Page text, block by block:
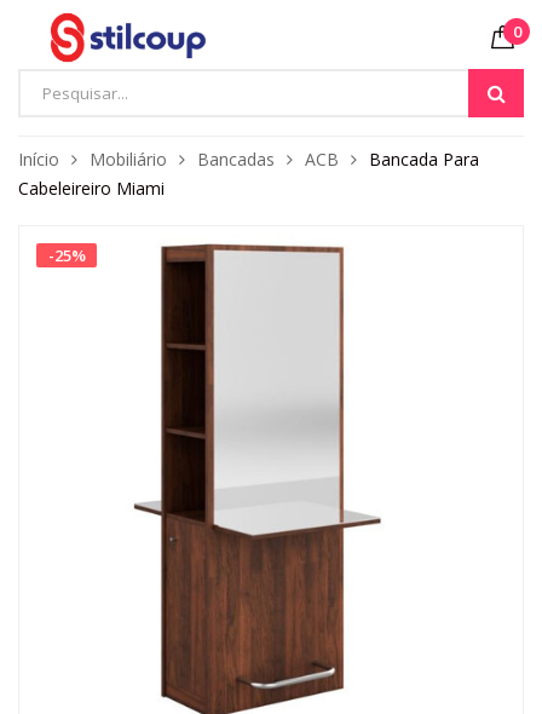
0
Início Mobiliário Bancadas ACB
Bancada Para
Cabeleireiro Miami
-25%